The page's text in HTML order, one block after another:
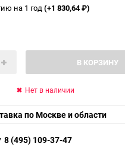
на 1 год(+1 830,64₽)
В КОРЗИНУ
Нет в наличии
по Москве и области
8 (495) 109-37-47